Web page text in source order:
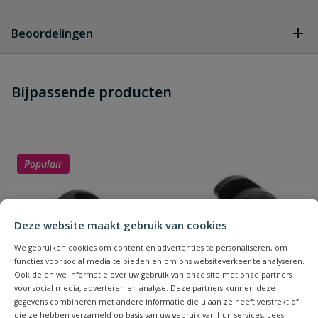
Deze website maakt gebruik van cookies
We gebruiken cookies om content en advertenties te personaliseren, om
functies voor social media te bieden en om ons websiteverkeer te analyseren.
Ook delen we informatie over uw gebruik van onze site met onze partners
voor social media, adverteren en analyse. Deze partners kunnen deze
gegevens combineren met andere informatie die u aan ze heeft verstrekt of
die ze hebben verzameld op basis van uw gebruik van hun services. Lees
dit product?
Beoordelingen
Schrijf zelf een beoordeling
Uw waardering:
Naam
Bijpassende producten
Populair